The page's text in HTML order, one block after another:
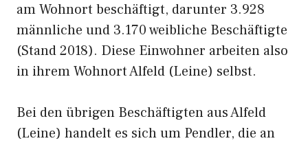
am Wohnort beschäftigt, darunter 3.928
männliche und 3.170 weibliche Beschäftigte
(Stand 2018). Diese Einwohner arbeiten also
in ihrem Wohnort Alfeld (Leine) selbst.
Bei den übrigen Beschäftigten aus Alfeld
(Leine) handelt es sich um Pendler, die an